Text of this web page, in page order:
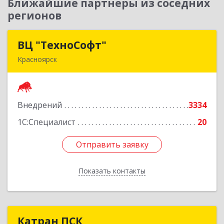
Ближайшие партнеры из соседних
регионов
ВЦ "ТехноСофт"
Красноярск
Внедрений
3334
1С:Специалист
20
Отправить заявку
Показать контакты
Подробнее
Отправить заявку
Назад
Катран ПСК